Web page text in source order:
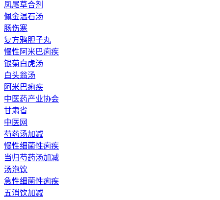
凤尾草合剂
佩金温石汤
肠伤寒
复方鸦胆子丸
慢性阿米巴痢疾
银菊白虎汤
白头翁汤
阿米巴痢疾
中医药产业协会
甘肃省
中医网
芍药汤加减
慢性细菌性痢疾
当归芍药汤加减
汤泡饮
急性细菌性痢疾
五消饮加减